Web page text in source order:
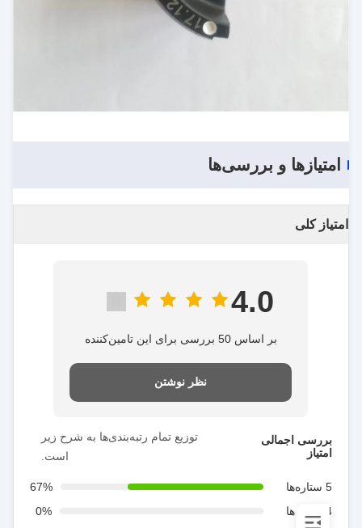
امتیازها و بررسی‌ها
امتیاز کلی
4.0
بر اساس 50 بررسی برای این تامین‌کننده
نظر نوشتن
بررسی اجمالی
امتیاز
توزیع تمام رتبه‌بندی‌ها به شرح زیر
است.
5 ستاره‌ها
67%
4 ستاره‌ها
0%